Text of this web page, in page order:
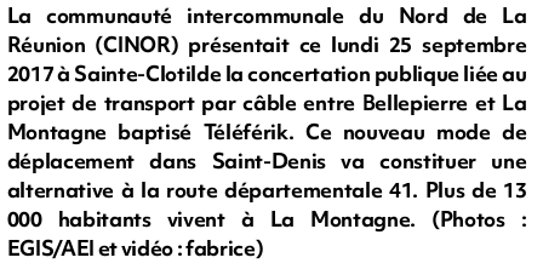
La communauté intercommunale du Nord de La
Réunion (CINOR) présentait ce lundi 25 septembre
2017 à Sainte-Clotilde la concertation publique liée au
projet de transport par câble entre Bellepierre et La
Montagne baptisé Téléférik. Ce nouveau mode de
déplacement dans Saint-Denis va constituer une
alternative à la route départementale 41. Plus de 13
000 habitants vivent à La Montagne. (Photos :
EGIS/AEI et vidéo : fabrice)